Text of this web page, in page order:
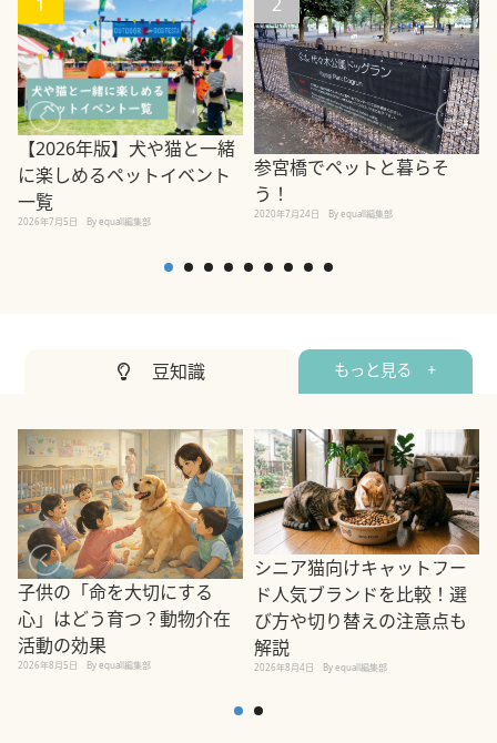
【2026年版】犬や猫と一緒
に楽しめるペットイベント
一覧
2026年7月5日 By equall編集部
参宮橋でペットと暮らそ
う！
2020年7月24日 By equall編集部
豆知識 もっと見る +
子供の「命を大切にする
心」はどう育つ？動物介在
活動の効果
2026年8月5日 By equall編集部
シニア猫向けキャットフー
ド人気ブランドを比較！選
び方や切り替えの注意点も
解説
2026年8月4日 By equall編集部